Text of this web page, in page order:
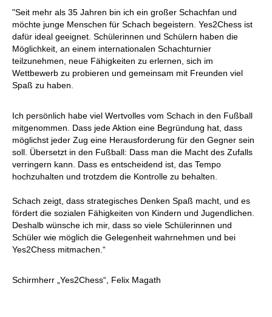
"Seit mehr als 35 Jahren bin ich ein großer Schachfan und
möchte junge Menschen für Schach begeistern. Yes2Chess ist
dafür ideal geeignet. Schülerinnen und Schülern haben die
Möglichkeit, an einem internationalen Schachturnier
teilzunehmen, neue Fähigkeiten zu erlernen, sich im
Wettbewerb zu probieren und gemeinsam mit Freunden viel
Spaß zu haben.
Ich persönlich habe viel Wertvolles vom Schach in den Fußball
mitgenommen. Dass jede Aktion eine Begründung hat, dass
möglichst jeder Zug eine Herausforderung für den Gegner sein
soll. Übersetzt in den Fußball: Dass man die Macht des Zufalls
verringern kann. Dass es entscheidend ist, das Tempo
hochzuhalten und trotzdem die Kontrolle zu behalten.
Schach zeigt, dass strategisches Denken Spaß macht, und es
fördert die sozialen Fähigkeiten von Kindern und Jugendlichen.
Deshalb wünsche ich mir, dass so viele Schülerinnen und
Schüler wie möglich die Gelegenheit wahrnehmen und bei
Yes2Chess mitmachen.“
Schirmherr „Yes2Chess“, Felix Magath